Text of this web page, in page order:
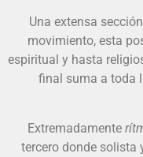
Una extensa
movimiento, esta
espiritual y hasta
final suma a toda
Extremadamente
tercero donde solista